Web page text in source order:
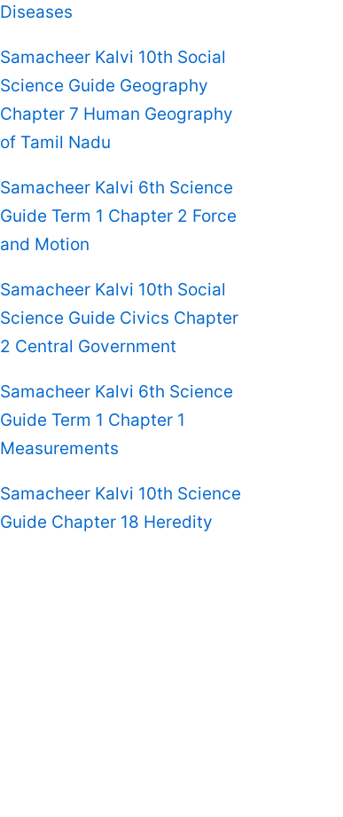
Diseases
Samacheer Kalvi 10th Social
Science Guide Geography
Chapter 7 Human Geography
of Tamil Nadu
Samacheer Kalvi 6th Science
Guide Term 1 Chapter 2 Force
and Motion
Samacheer Kalvi 10th Social
Science Guide Civics Chapter
2 Central Government
Samacheer Kalvi 6th Science
Guide Term 1 Chapter 1
Measurements
Samacheer Kalvi 10th Science
Guide Chapter 18 Heredity